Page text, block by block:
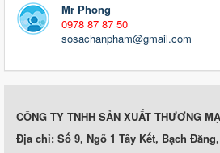
Mr Phong
0978 87 87 50
sosachanpham@gmail.com
CÔNG TY TNHH SẢN XUẤT THƯƠNG
Địa chỉ: Số 9, Ngõ 1 Tây Kết, Bạch